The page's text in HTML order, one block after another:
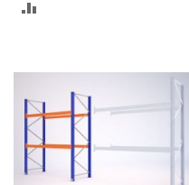
POROVNÁNÍ